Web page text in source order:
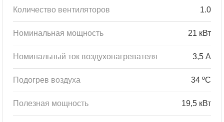
Количество вентиляторов 1.0
Номинальная мощность 21 кВт
Номинальный ток воздухонагревателя 3,5 А
Подогрев воздуха 34 ºC
Полезная мощность 19,5 кВт